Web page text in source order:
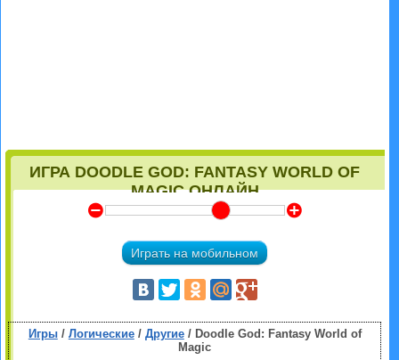
ИГРА DOODLE GOD: FANTASY WORLD OF
MAGIC ОНЛАЙН
Y Z
Играть на мобильном
Игры/ Логические/ Другие/ Doodle God: Fantasy World of
Magic